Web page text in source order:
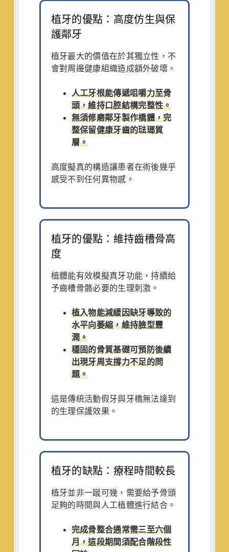
植牙的優點：高度仿生與保
護鄰牙
植牙最大的價值在於其獨立性，不
會對周邊健康組織造成額外破壞。
人工牙根能傳遞咀嚼力至骨
頭，維持口腔結構完整性。
無須修磨鄰牙製作橋體，完
整保留健康牙齒的琺瑯質
層。
高度擬真的構造讓患者在術後幾乎
感受不到任何異物感。
植牙的優點：維持齒槽骨高
度
植體能有效模擬真牙功能，持續給
予齒槽骨骼必要的生理刺激。
植入物能減緩因缺牙導致的
水平向萎縮，維持臉型豐
潤。
穩固的骨質基礎可預防後續
出現牙周支撐力不足的問
題。
這是傳統活動假牙與牙橋無法達到
的生理保護效果。
植牙的缺點：療程時間較長
植牙並非一蹴可幾，需要給予骨頭
足夠的時間與人工植體進行結合。
完成骨整合通常需三至六個
月，這段期間須配合階段性